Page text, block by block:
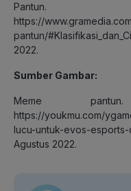
Pantun.
https://
pantun/
2022.
Sumber Gambar:
Meme
https://youkmu.com/
lucu-untuk-evos-
Agustus 2022.